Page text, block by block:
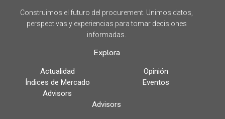
Construimos el futuro del procurement. Unimos datos,
perspectivas y experiencias para tomar decisiones
informadas.
Explora
Actualidad
Opinión
Índices de Mercado
Eventos
Advisors
Advisors